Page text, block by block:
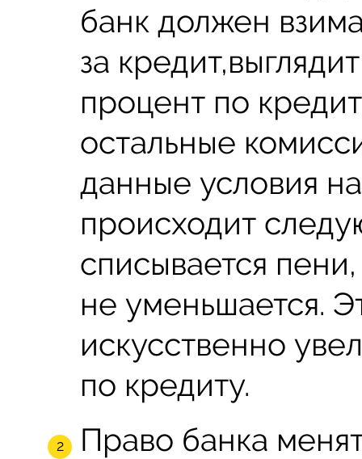
банк должен
за
процент по
остальные
данные условия
происходит
списывается
не уменьшается.
искусственно
по кредиту.
Право банка